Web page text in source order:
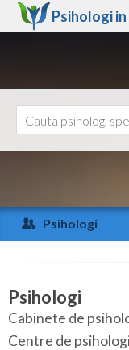
Psihologi in
Arad
Arges
Bihor
Bistrita-Nasaud
Psihologi
Specialitati
Servicii
Psihologi
Cabinete de
Centre de